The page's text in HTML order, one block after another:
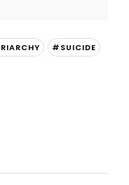
#SUICIDE